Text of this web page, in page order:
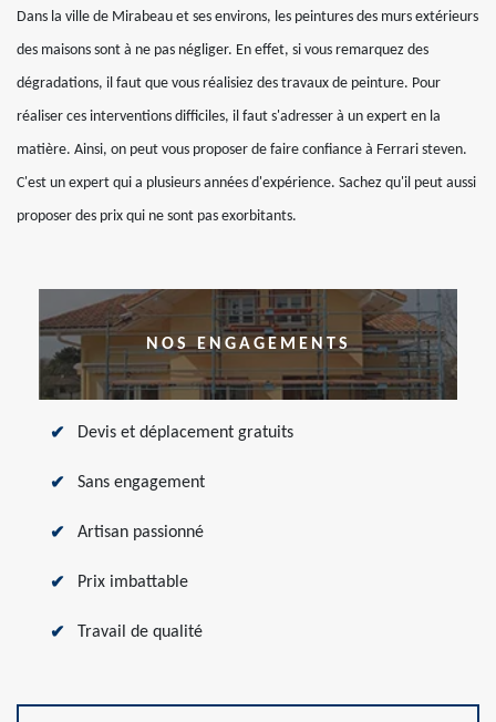
Dans la ville de Mirabeau et ses environs, les peintures des murs extérieurs
des maisons sont à ne pas négliger. En effet, si vous remarquez des
dégradations, il faut que vous réalisiez des travaux de peinture. Pour
réaliser ces interventions difficiles, il faut s'adresser à un expert en la
matière. Ainsi, on peut vous proposer de faire confiance à Ferrari steven.
C'est un expert qui a plusieurs années d'expérience. Sachez qu'il peut aussi
proposer des prix qui ne sont pas exorbitants.
NOS ENGAGEMENTS
Devis et déplacement gratuits
Sans engagement
Artisan passionné
Prix imbattable
Travail de qualité